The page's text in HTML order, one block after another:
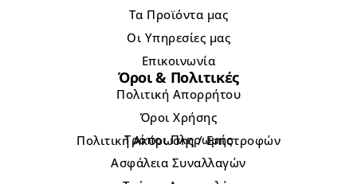
Τα Προϊόντα μας
Οι Υπηρεσίες μας
Επικοινωνία
Όροι & Πολιτικές
Πολιτική Απορρήτου
Όροι Χρήσης
Πολιτική Ακύρωσης / Επιστροφών
Τρόποι Πληρωμής
Ασφάλεια Συναλλαγών